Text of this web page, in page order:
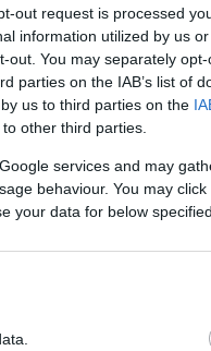
out request is processed
information utilized by us
out. You may separately
parties on the IAB’s list of
us to third parties on the
other third parties.
services and may
behaviour. You may
your data for below
Πάτσης
και
του